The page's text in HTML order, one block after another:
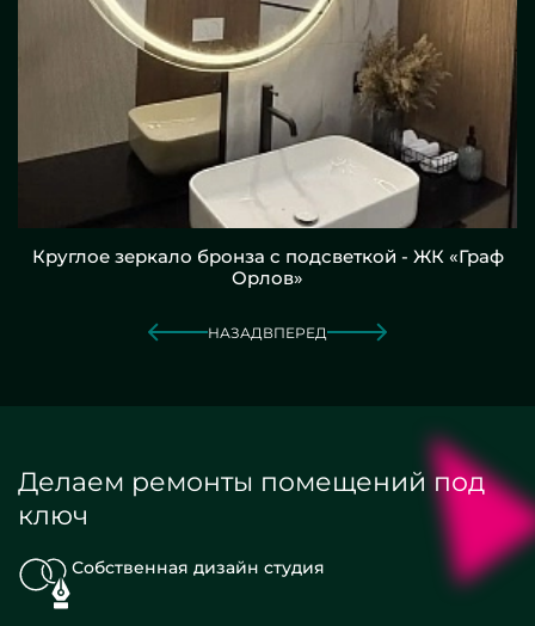
Круглое зеркало бронза с подсветкой - ЖК «Граф
Орлов»
НАЗАД ВПЕРЕД
Делаем ремонты помещений под
ключ
Собственная дизайн студия